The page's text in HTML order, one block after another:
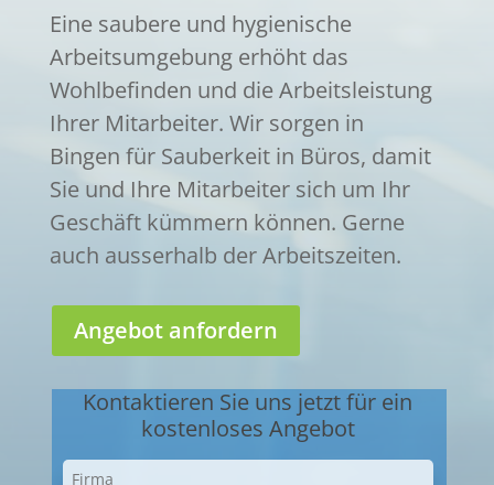
Eine saubere und hygienische
Arbeitsumgebung erhöht das
Wohlbefinden und die Arbeitsleistung
Ihrer Mitarbeiter. Wir sorgen in
Bingen für Sauberkeit in Büros, damit
Sie und Ihre Mitarbeiter sich um Ihr
Geschäft kümmern können. Gerne
auch ausserhalb der Arbeitszeiten.
Angebot anfordern
Kontaktieren Sie uns jetzt für ein
kostenloses Angebot